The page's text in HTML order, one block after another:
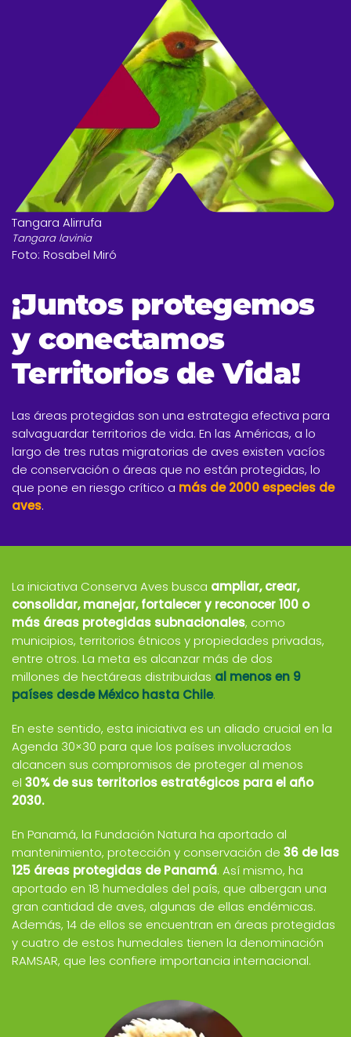
Tangara Alirrufa
Tangara lavinia
Foto: Rosabel Miró
¡Juntos protegemos
y conectamos
Territorios de Vida!
Las áreas protegidas son una estrategia efectiva para
salvaguardar territorios de vida. En las Américas, a lo
largo de tres rutas migratorias de aves existen vacíos
de conservación o áreas que no están protegidas, lo
que pone en riesgo crítico a más de 2000 especies de
aves.
La iniciativa Conserva Aves busca ampliar, crear,
consolidar, manejar, fortalecer y reconocer 100 o
más áreas protegidas subnacionales, como
municipios, territorios étnicos y propiedades privadas,
entre otros. La meta es alcanzar más de dos
millones de hectáreas distribuidas al menos en 9
países desde México hasta Chile.
En este sentido, esta iniciativa es un aliado crucial en la
Agenda 30×30 para que los países involucrados
alcancen sus compromisos de proteger al menos
el 30% de sus territorios estratégicos para el año
2030.
En Panamá, la Fundación Natura ha aportado al
mantenimiento, protección y conservación de 36 de las
125 áreas protegidas de Panamá. Así mismo, ha
aportado en 18 humedales del país, que albergan una
gran cantidad de aves, algunas de ellas endémicas.
Además, 14 de ellos se encuentran en áreas protegidas
y cuatro de estos humedales tienen la denominación
RAMSAR, que les confiere importancia internacional.